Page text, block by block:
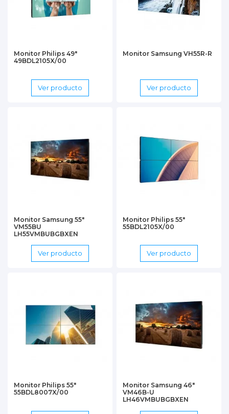
Monitor Philips 49"
49BDL2105X/00
Ver producto
Monitor Samsung VH55R-R
Ver producto
Monitor Samsung 55"
VM55BU
LH55VMBUBGBXEN
Ver producto
Monitor Philips 55"
55BDL2105X/00
Ver producto
Monitor Philips 55"
55BDL8007X/00
Monitor Samsung 46"
VM46B-U
LH46VMBUBGBXEN